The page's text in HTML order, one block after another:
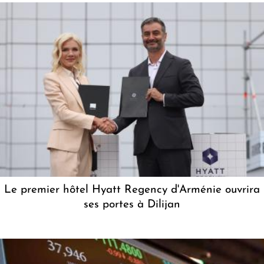
Le premier hôtel Hyatt Regency d'Arménie ouvrira
ses portes à Dilijan